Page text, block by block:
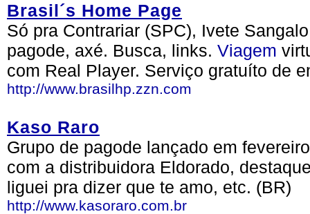
Brasil´s Home Page
Só pra Contrariar (SPC), Ivete
pagode, axé. Busca, links. Viagem
com Real Player. Serviço gratuíto de
http://www.brasilhp.zzn.com
Kaso Raro
Grupo de pagode lançado em
com a distribuidora Eldorado,
liguei pra dizer que te amo, etc. (BR)
http://www.kasoraro.com.br